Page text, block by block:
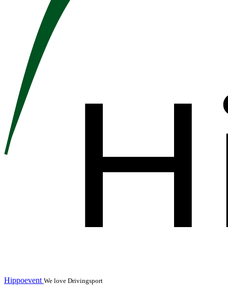
Hippoevent We love Drivingsport